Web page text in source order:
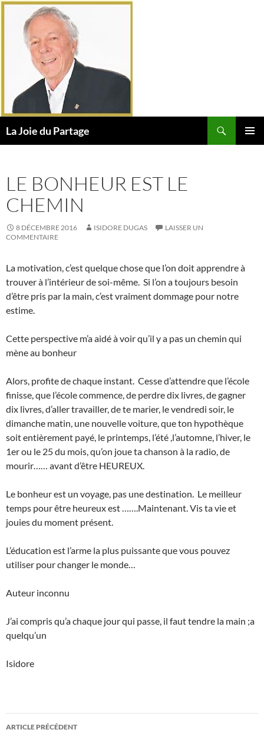
Aller
contenu
La Joie du Partage
LE BONHEUR EST LE
CHEMIN
8 DÉCEMBRE 2016 ISIDORE DUGAS
LAISSER UN
COMMENTAIRE
La motivation, c’est quelque chose que l’on doit apprendre à
trouver à l’intérieur de soi-même. Si l’on a toujours besoin
d’être pris par la main, c’est vraiment dommage pour notre
estime.
Cette perspective m’a aidé à voir qu’il y a pas un chemin qui
mène au bonheur
Alors, profite de chaque instant. Cesse d’attendre que l’école
finisse, que l’école commence, de perdre dix livres, de gagner
dix livres, d’aller travailler, de te marier, le vendredi soir, le
dimanche matin, une nouvelle voiture, que ton hypothèque
soit entièrement payé, le printemps, l’été ,l’automne, l’hiver, le
1er ou le 25 du mois, qu’on joue ta chanson à la radio, de
mourir…… avant d’être HEUREUX.
Le bonheur est un voyage, pas une destination. Le meilleur
temps pour être heureux est …….Maintenant. Vis ta vie et
jouies du moment présent.
L’éducation est l’arme la plus puissante que vous pouvez
utiliser pour changer le monde…
Auteur inconnu
J’ai compris qu’a chaque jour qui passe, il faut tendre la main ;a
quelqu’un
Isidore
Navigation
ARTICLE PRÉCÉDENT